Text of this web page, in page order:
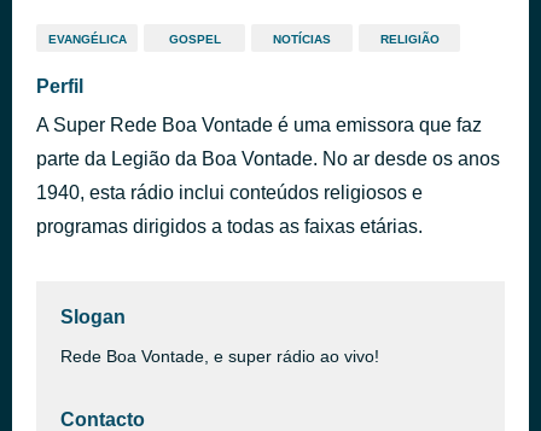
EVANGÉLICA GOSPEL NOTÍCIAS RELIGIÃO
Perfil
A Super Rede Boa Vontade é uma emissora que faz
parte da Legião da Boa Vontade. No ar desde os anos
1940, esta rádio inclui conteúdos religiosos e
programas dirigidos a todas as faixas etárias.
Slogan
Rede Boa Vontade, e super rádio ao vivo!
Contacto